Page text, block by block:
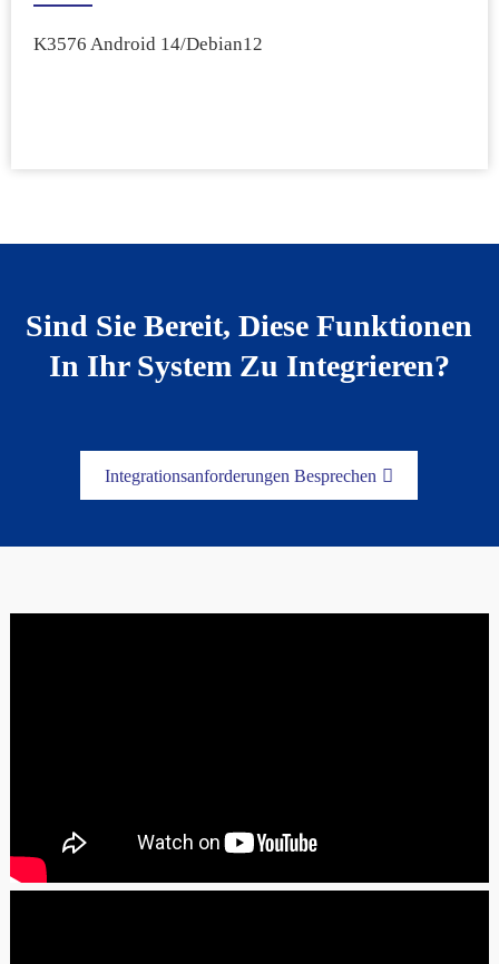
K3576 Android 14/Debian12
Sind Sie Bereit, Diese Funktionen
In Ihr System Zu Integrieren?
Integrationsanforderungen Besprechen